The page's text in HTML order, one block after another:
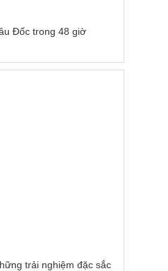
Đốc trong 48 giờ
trải nghiệm đặc sắc